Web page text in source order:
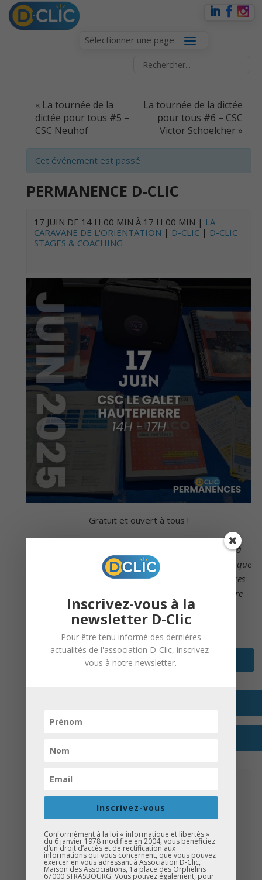
Sélectionner une page
EVENT
NAVIGATION
« La tournée de la
dictée pour tous #5 –
CSC Neuhof
La tournée de la dictée
pour tous #6 – CSC
Victor Schoelcher »
Cet événement est passé
PERMANENCE D-CLIC
17 JUIN DE 14 H 00 MIN À 17 H 00 MIN | LA
CARAVANE DE L'ORIENTATION | D-CLIC | D-CLIC
STAGES & COACHING
Gratuit et ouvert à tous !
Merci de nous informer de votre venue par mail à
contact@d-clic.asso.frou via nosréseaux sociaux
, afin que
nos équipes puissent vous accueillir dans les meilleures
conditions et vous garantir un créneau adapté à votre
demande.
Découvrir toutes les dates
DETAILS
14 h 00 min à 17 h 00 min
Catégories d’Évènement:
La Caravane de l'Orientation ,D-Clic,D-Clic Stages &
Coaching
Inscrivez-vous à la
newsletter D-Clic
Pour être tenu informé des dernières
actualités de l'association D-Clic, inscrivez-
vous à notre newsletter.
Inscrivez-vous
Conformément à la loi « informatique et libertés »
du 6 janvier 1978 modifiée en 2004, vous bénéficiez
d’un droit d’accès et de rectification aux
informations qui vous concernent, que vous pouvez
exercer en vous adressant à Association D-Clic,
Maison des Associations, 1a place des Orphelins
67000 STRASBOURG. Vous pouvez également, pour